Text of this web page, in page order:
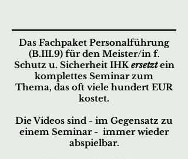
Das Fachpaket Personalführung
(B.III.9) für den Meister/in f.
Schutz u. Sicherheit IHKersetztein
komplettes Seminar zum
Thema, das oft viele hundert EUR
kostet.
Die Videos sind - im Gegensatz zu
einem Seminar - immer wieder
abspielbar.